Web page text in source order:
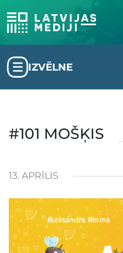
IZVĒLNE
#101 MOŠĶIS
13. APRĪLIS